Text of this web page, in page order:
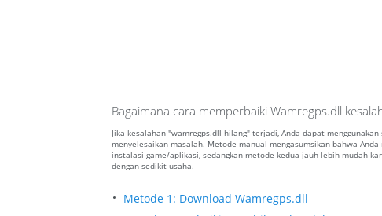
Bagaimana cara memperbaiki Wamregps.dll
Jika kesalahan "wamregps.dll hilang" terjadi, Anda dapat
menyelesaikan masalah. Metode manual mengasumsikan bahwa
instalasi game/aplikasi, sedangkan metode kedua jauh lebih mudah
dengan sedikit usaha.
Metode 1: Download Wamregps.dll